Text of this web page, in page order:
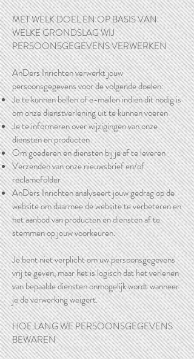
MET WELK DOEL EN OP BASIS VAN
WELKE GRONDSLAG WIJ
PERSOONSGEGEVENS VERWERKEN
AnDers Inrichten verwerkt jouw
persoonsgegevens voor de volgende doelen:
Je te kunnen bellen of e-mailen indien dit nodig is
om onze dienstverlening uit te kunnen voeren
Je te informeren over wijzigingen van onze
diensten en producten
Om goederen en diensten bij je af te leveren
Verzenden van onze nieuwsbrief en/of
reclamefolder
AnDers Inrichten analyseert jouw gedrag op de
website om daarmee de website te verbeteren en
het aanbod van producten en diensten af te
stemmen op jouw voorkeuren.
Je bent niet verplicht om uw persoonsgegevens
vrij te geven, maar het is logisch dat het verlenen
van bepaalde diensten onmogelijk wordt wanneer
je de verwerking weigert.
HOE LANG WE PERSOONSGEGEVENS
BEWAREN